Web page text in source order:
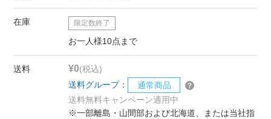
在庫 限定数終了
お一人様10点まで
送料 ¥0(税込)
送料グループ：
通常商品
送料無料キャンペーン適用中
※一部離島・山間部および北海道、または当社指